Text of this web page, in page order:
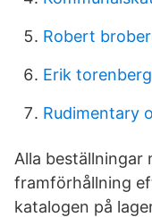
Robert
Erik
Rudimentary
Alla beställningar
framförhållning
katalogen på